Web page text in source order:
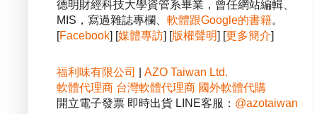
德明財經科技大學資管系畢業，曾任網站編輯、
MIS，寫過雜誌專欄、 軟體跟Google的書籍。
[Facebook] [媒體專訪] [版權聲明] [更多簡介]
福利味有限公司
AZO Taiwan Ltd.
軟體代理商 台灣軟體代理商 國外軟體代購
開立電子發票 即時出貨 LINE客服： @azotaiwan